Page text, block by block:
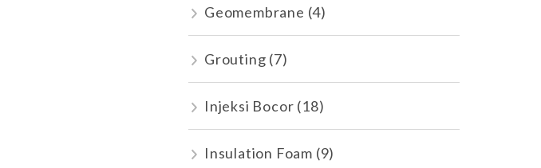
Geomembrane (4)
Grouting (7)
Injeksi Bocor (18)
Insulation Foam (9)